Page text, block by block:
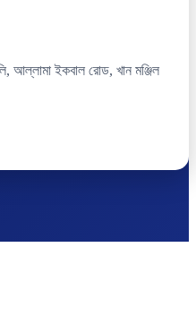
আল্লামা ইকবাল রোড, খান মঞ্জিল